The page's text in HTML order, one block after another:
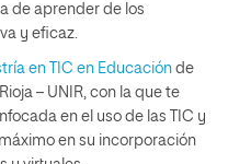
de aprender de los
y eficaz.
en TIC en Educación de
– UNIR, con la que te
en el uso de las TIC y
en su incorporación